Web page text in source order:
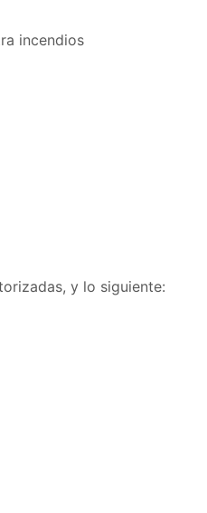
contra incendios
y lo siguiente: